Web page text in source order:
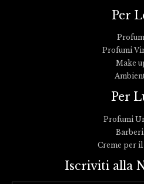
Per
Profumi
Make
Per
Profumi
Creme per
Iscriviti alla